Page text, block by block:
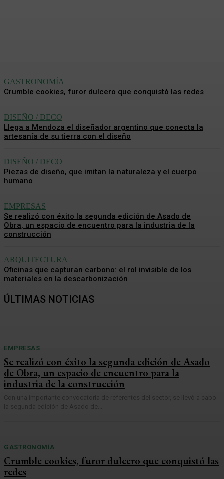
GASTRONOMÍA
Crumble cookies, furor dulcero que conquistó las redes
DISEÑO / DECO
Llega a Mendoza el diseñador argentino que conecta la
artesanía de su tierra con el diseño
DISEÑO / DECO
Piezas de diseño, que imitan la naturaleza y el cuerpo
humano
EMPRESAS
Se realizó con éxito la segunda edición de Asado de
Obra, un espacio de encuentro para la industria de la
construcción
ARQUITECTURA
Oficinas que capturan carbono: el rol invisible de los
materiales en la descarbonización
ÚLTIMAS NOTICIAS
EMPRESAS
Se realizó con éxito la segunda edición de Asado
de Obra, un espacio de encuentro para la
industria de la construcción
Con una importante convocatoria de referentes del sector, se llevó a cabo
la segunda edición de Asado de...
GASTRONOMÍA
Crumble cookies, furor dulcero que conquistó las
redes